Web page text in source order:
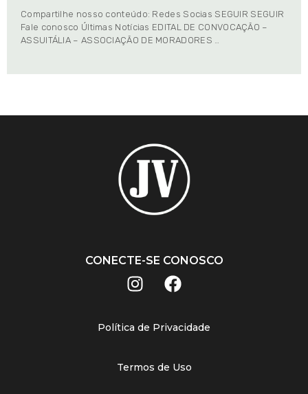
Compartilhe nosso conteúdo: Redes Socias SEGUIR SEGUIR
Fale conosco Últimas Notícias EDITAL DE CONVOCAÇÃO –
ASSUITÁLIA – ASSOCIAÇÃO DE MORADORES …
CONECTE-SE CONOSCO
Política de Privacidade
Termos de Uso